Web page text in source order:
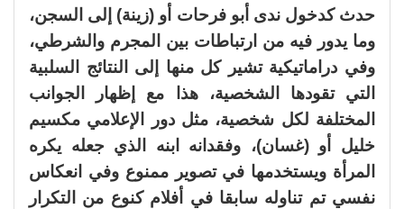
حدث كدخول ندى أبو فرحات أو (زينة) إلى السجن،
وما يدور فيه من ارتباطات بين المجرم والشرطي،
وفي دراماتيكية تشير كل منها إلى النتائج السلبية
التي تقودها الشخصية، هذا مع إظهار الجوانب
المختلفة لكل شخصية، مثل دور الإعلامي مكسيم
خليل أو (غسان)، وفقدانه ابنه الذي جعله يكره
المرأة ويستخدمها في تصوير ممنوع وفي انعكاس
نفسي تم تناوله سابقا في أفلام كنوع من التكرار